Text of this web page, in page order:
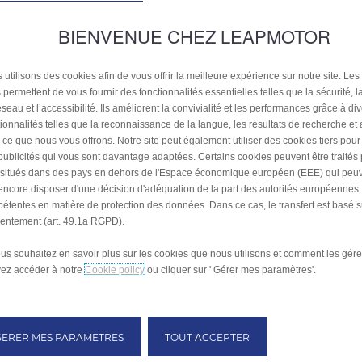
& Info-
BIENVENUE CHEZ LEAPMOTOR
utilisons des cookies afin de vous offrir la meilleure expérience sur notre site.
permettent de vous fournir des fonctionnalités essentielles telles que la sécurité,
et l’accessibilité. Ils améliorent la convivialité et les performances grâce à
telles que la reconnaissance de la langue, les résultats de recherche et
que nous vous offrons. Notre site peut également utiliser des cookies tiers
qui vous sont davantage adaptées. Certains cookies peuvent être traités
dans des pays en dehors de l'Espace économique européen (EEE) qui
disposer d'une décision d'adéquation de la part des autorités européennes
en matière de protection des données. Dans ce cas, le transfert est basé
(art. 49.1a RGPD).
souhaitez en savoir plus sur les cookies que nous utilisons et comment les
accéder à notreCookie policyou cliquer sur ' Gérer mes paramètres'.
GERER MES PARAMETRES TOUT ACCEPTER